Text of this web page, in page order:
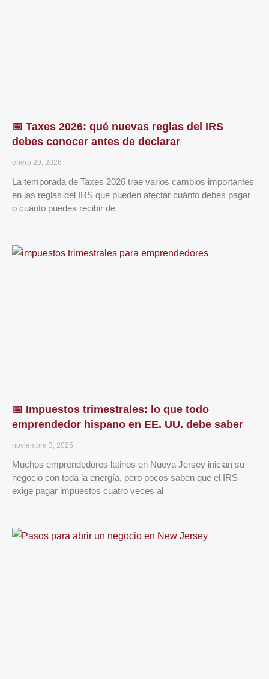
📅 Taxes 2026: qué nuevas reglas del IRS
debes conocer antes de declarar
enero 29, 2026
La temporada de Taxes 2026 trae varios cambios importantes
en las reglas del IRS que pueden afectar cuánto debes pagar
o cuánto puedes recibir de
📅 Impuestos trimestrales: lo que todo
emprendedor hispano en EE. UU. debe saber
noviembre 3, 2025
Muchos emprendedores latinos en Nueva Jersey inician su
negocio con toda la energía, pero pocos saben que el IRS
exige pagar impuestos cuatro veces al